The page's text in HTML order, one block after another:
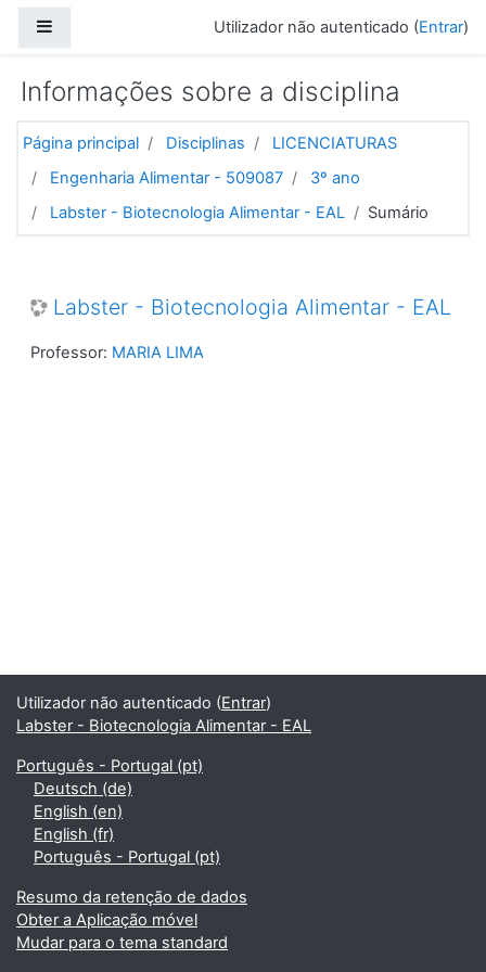
Utilizador não autenticado (Entrar)
Informações sobre a disciplina
Página principal Disciplinas
LICENCIATURAS
Engenharia Alimentar - 509087
3º ano
Labster - Biotecnologia Alimentar - EAL
Sumário
Labster - Biotecnologia Alimentar - EAL
Professor: MARIA LIMA
Utilizador não autenticado (Entrar)
Labster - Biotecnologia Alimentar - EAL
Português - Portugal ‎(pt)‎
Deutsch ‎(de)‎
English ‎(en)‎
English ‎(fr)‎
Português - Portugal ‎(pt)‎
Resumo da retenção de dados
Obter a Aplicação móvel
Mudar para o tema standard